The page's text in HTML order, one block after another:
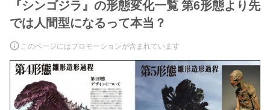
『シンゴジラ』の形態変化一覧 第6形態より先
では人間型になるって本当？
このページにはプロモーションが含まれています